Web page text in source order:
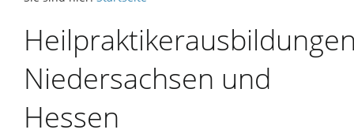
Niedersachsen und
Hessen